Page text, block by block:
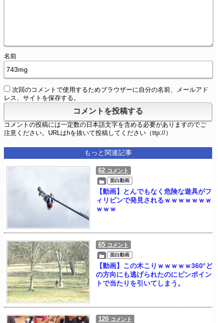
名前
次回のコメントで使用するためブラウザーに自分の名前、メールアド
レス、サイトを保存する。
コメントの投稿には一定数の日本語文字を含める必要がありますのでご
注意ください。URLはhを抜いて投稿してください（ttp://）
もっと関連記事
62 コメント
面白動画
【動画】とんでもなく危険な遊具がフ
ィリピンで発見されるｗｗｗｗｗｗｗ
ｗｗｗ
65 コメント
面白動画
【動画】この木こりｗｗｗｗｗ360°ど
の方向にも逃げられたのにピンポイン
トで当たりを引いてしまう。
120 コメント